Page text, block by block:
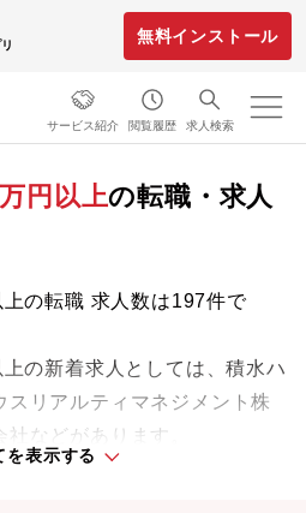
無料インストール
サービス紹介 閲覧履歴 求人検索
円以上の転職・求人
の転職 求人数は197件で
の新着求人としては、積水ハ
スリアルティマネジメント株
などがあります。
ざした企業など、新たなステ
を表示する